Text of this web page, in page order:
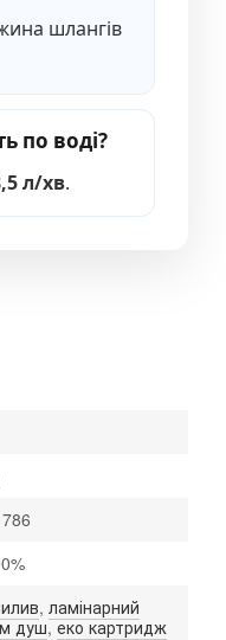
шлангів
по воді?
л/хв.
, ламінарний
душ,еко картридж